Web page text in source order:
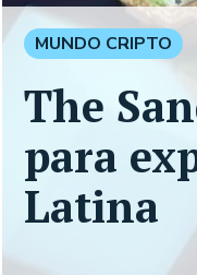
MUNDO CRIPTO
The
para
Latina